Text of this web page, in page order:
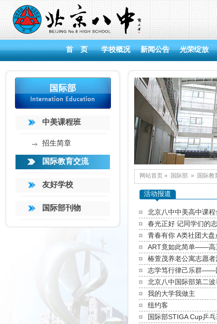
首 页 学校概况 新闻公告 光荣绽放
中美课程班
招生简章
国际教育交流
友好学校
国际部刊物
网站首页 » 国际部 » 国际教
活动报道
北京八中中美高中课
春光正好 记同学们的
青春有你 A类社团大盘
ART竟如此简单——高
椿萱茂养老公寓志愿者
志学笃行律己乐群——
北京八中国际部第二
我的大学我做主
纽约客
国际部STIGA Cup乒